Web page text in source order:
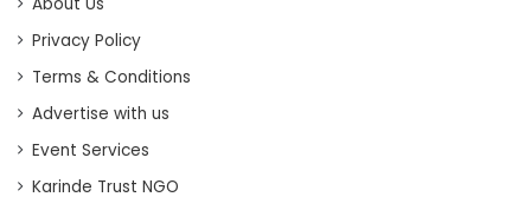
Privacy Policy
Terms & Conditions
Advertise with us
Event Services
Karinde Trust NGO